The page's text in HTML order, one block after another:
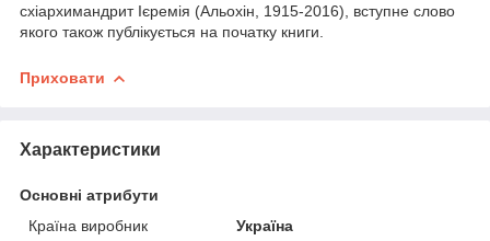
схіархимандрит Ієремія (Альохін, 1915-2016), вступне слово
якого також публікується на початку книги.
Приховати
Характеристики
Основні атрибути
Країна виробник
Україна